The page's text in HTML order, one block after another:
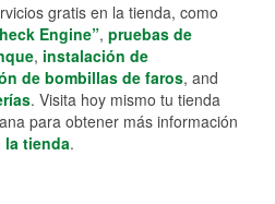
gratis en la tienda, como
Engine”, pruebas de
, instalación de
de bombillas de faros, and
. Visita hoy mismo tu tienda
para obtener más información
la tienda.